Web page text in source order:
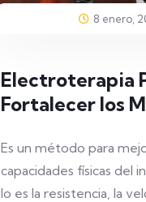
8 enero,
Electroterapia
Fortalecer los
Es un método para
capacidades físicas del
lo es la resistencia, la